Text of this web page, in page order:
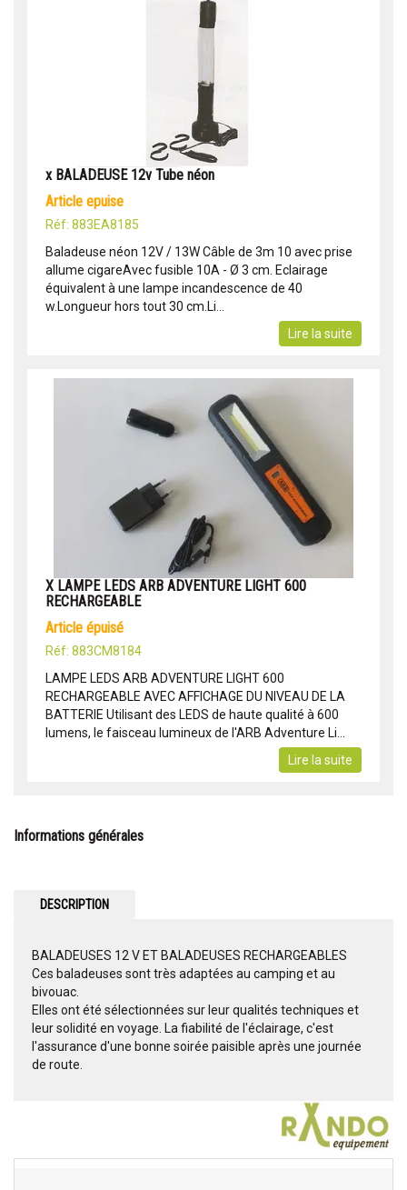
x BALADEUSE 12v Tube néon
article epuise
Réf: 883EA8185
Baladeuse néon 12V / 13W Câble de 3m 10 avec prise
allume cigareAvec fusible 10A - Ø 3 cm. Eclairage
équivalent à une lampe incandescence de 40
w.Longueur hors tout 30 cm.Li...
Lire la suite
X LAMPE LEDS ARB ADVENTURE LIGHT 600
RECHARGEABLE
article épuisé
Réf: 883CM8184
LAMPE LEDS ARB ADVENTURE LIGHT 600
RECHARGEABLE AVEC AFFICHAGE DU NIVEAU DE LA
BATTERIE Utilisant des LEDS de haute qualité à 600
lumens, le faisceau lumineux de l'ARB Adventure Li...
Lire la suite
Informations générales
DESCRIPTION
BALADEUSES 12 V ET BALADEUSES RECHARGEABLES
Ces baladeuses sont très adaptées au camping et au
bivouac.
Elles ont été sélectionnées sur leur qualités techniques et
leur solidité en voyage. La fiabilité de l'éclairage, c'est
l'assurance d'une bonne soirée paisible après une journée
de route.